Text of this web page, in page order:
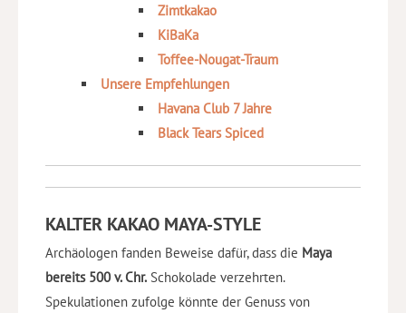
Zimtkakao
KiBaKa
Toffee-Nougat-Traum
Unsere Empfehlungen
Havana Club 7 Jahre
Black Tears Spiced
KALTER KAKAO MAYA-STYLE
Archäologen fanden Beweise dafür, dass die Maya
bereits 500 v. Chr. Schokolade verzehrten.
Spekulationen zufolge könnte der Genuss von